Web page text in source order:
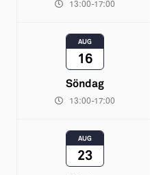
13:00-17:00
AUG
16
Söndag
13:00-17:00
AUG
23